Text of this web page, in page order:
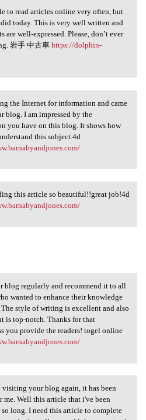
to read articles
to read articles online very often, but
today. This is very well written and
are well-expressed. Please, don’t ever
岩手 中古車 https://dolphin-
the Internet
the Internet for information and came
blog. I am impressed by the
you have on this blog. It shows how
this subject.4d
this article
this article so beautiful!!great job!4d
blog regularly
blog regularly and recommend it to all
wanted to enhance their knowledge
The style of writing is excellent and also
is top-notch. Thanks for that
you provide the readers! togel online
visiting your blog
visiting your blog again, it has been
me. Well this article that i've been
long. I need this article to complete